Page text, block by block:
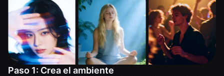
Paso 1: Crea el ambiente